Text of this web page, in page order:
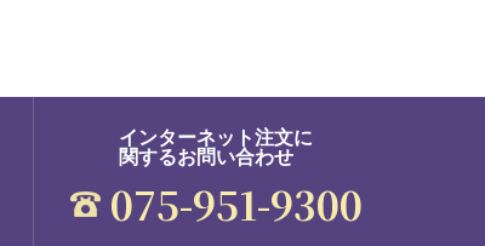
インターネット注文に
関するお問い合わせ
075-951-9300